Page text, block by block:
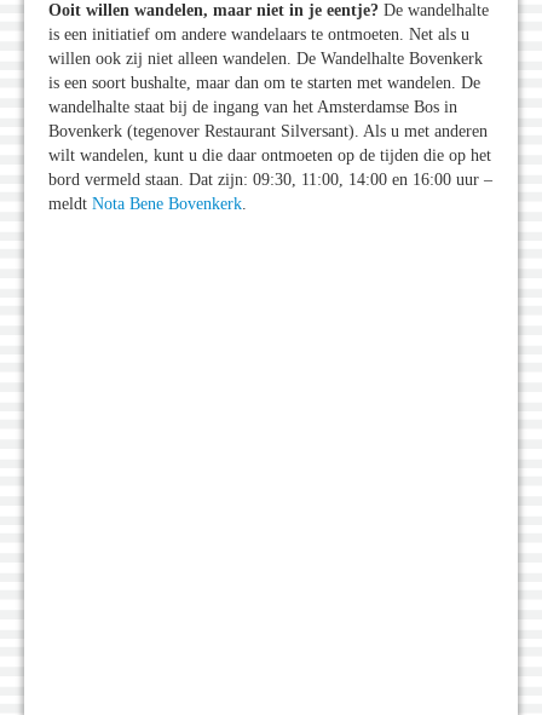
Ooit willen wandelen, maar niet in je eentje? De wandelhalte
is een initiatief om andere wandelaars te ontmoeten. Net als u
willen ook zij niet alleen wandelen. De Wandelhalte Bovenkerk
is een soort bushalte, maar dan om te starten met wandelen. De
wandelhalte staat bij de ingang van het Amsterdamse Bos in
Bovenkerk (tegenover Restaurant Silversant). Als u met anderen
wilt wandelen, kunt u die daar ontmoeten op de tijden die op het
bord vermeld staan. Dat zijn: 09:30, 11:00, 14:00 en 16:00 uur –
meldt Nota Bene Bovenkerk.